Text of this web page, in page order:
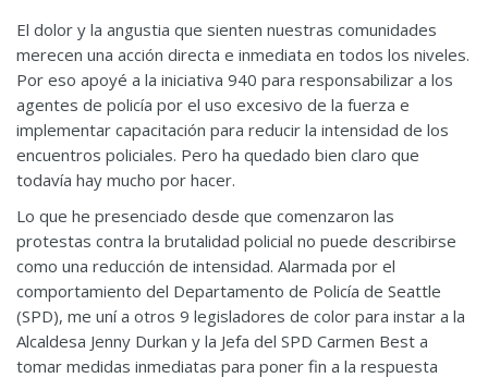
El dolor y la angustia que sienten nuestras comunidades
merecen una acción directa e inmediata en todos los niveles.
Por eso apoyé a la iniciativa 940 para responsabilizar a los
agentes de policía por el uso excesivo de la fuerza e
implementar capacitación para reducir la intensidad de los
encuentros policiales. Pero ha quedado bien claro que
todavía hay mucho por hacer.
Lo que he presenciado desde que comenzaron las
protestas contra la brutalidad policial no puede describirse
como una reducción de intensidad. Alarmada por el
comportamiento del Departamento de Policía de Seattle
(SPD), me uní a otros 9 legisladores de color para instar a la
Alcaldesa Jenny Durkan y la Jefa del SPD Carmen Best a
tomar medidas inmediatas para poner fin a la respuesta